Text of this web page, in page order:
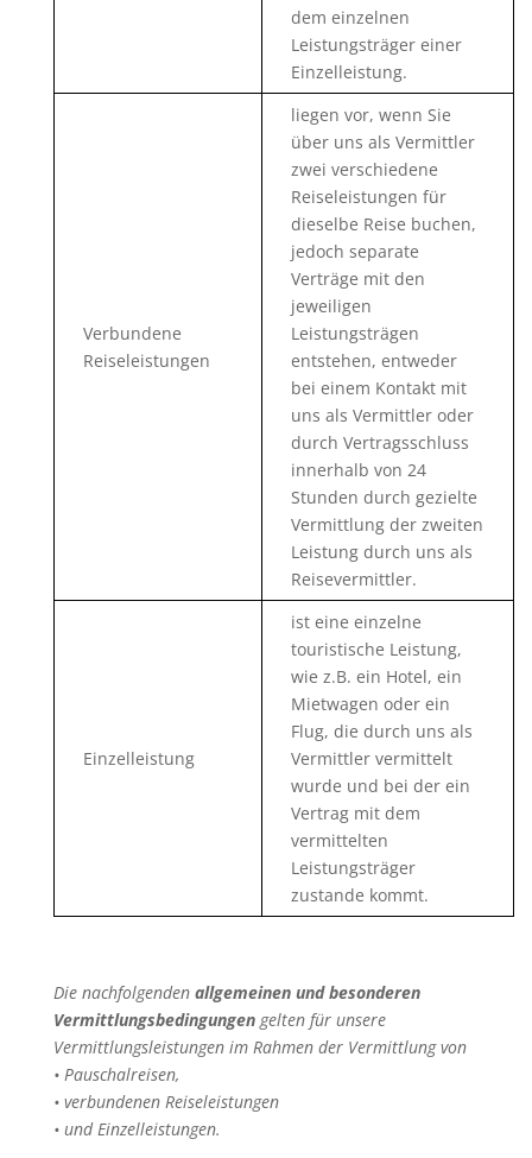
dem einzelnen
Leistungsträger einer
Einzelleistung.
Verbundene
Reiseleistungen
liegen vor, wenn Sie
über uns als Vermittler
zwei verschiedene
Reiseleistungen für
dieselbe Reise buchen,
jedoch separate
Verträge mit den
jeweiligen
Leistungsträgen
entstehen, entweder
bei einem Kontakt mit
uns als Vermittler oder
durch Vertragsschluss
innerhalb von 24
Stunden durch gezielte
Vermittlung der zweiten
Leistung durch uns als
Reisevermittler.
Einzelleistung
ist eine einzelne
touristische Leistung,
wie z.B. ein Hotel, ein
Mietwagen oder ein
Flug, die durch uns als
Vermittler vermittelt
wurde und bei der ein
Vertrag mit dem
vermittelten
Leistungsträger
zustande kommt.
Die nachfolgenden allgemeinen und besonderen
Vermittlungsbedingungengelten für unsere
Vermittlungsleistungen im Rahmen der Vermittlung von
• Pauschalreisen,
• verbundenen Reiseleistungen
• und Einzelleistungen.